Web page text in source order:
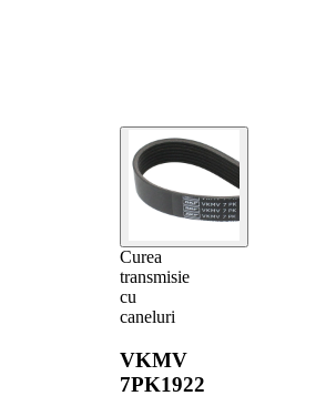
Curea
transmisie
cu
caneluri
VKMV
7PK1922